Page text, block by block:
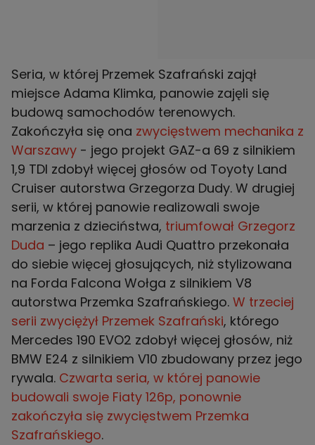
Seria, w której Przemek Szafrański zajął
miejsce Adama Klimka, panowie zajęli się
budową samochodów terenowych.
Zakończyła się ona zwycięstwem mechanika z
Warszawy - jego projekt GAZ-a 69 z silnikiem
1,9 TDI zdobył więcej głosów od Toyoty Land
Cruiser autorstwa Grzegorza Dudy. W drugiej
serii, w której panowie realizowali swoje
marzenia z dzieciństwa, triumfował Grzegorz
Duda – jego replika Audi Quattro przekonała
do siebie więcej głosujących, niż stylizowana
na Forda Falcona Wołga z silnikiem V8
autorstwa Przemka Szafrańskiego. W trzeciej
serii zwyciężył Przemek Szafrański, którego
Mercedes 190 EVO2 zdobył więcej głosów, niż
BMW E24 z silnikiem V10 zbudowany przez jego
rywala. Czwarta seria, w której panowie
budowali swoje Fiaty 126p, ponownie
zakończyła się zwycięstwem Przemka
Szafrańskiego.